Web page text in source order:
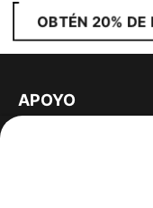
OBTÉN 20% DE
APOYO